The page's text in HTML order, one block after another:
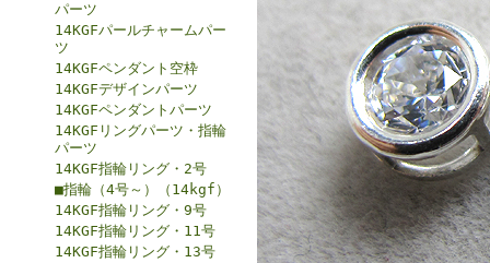
パーツ
14KGFパールチャームパー
ツ
14KGFペンダント空枠
14KGFデザインパーツ
14KGFペンダントパーツ
14KGFリングパーツ・指輪
パーツ
14KGF指輪リング・2号
■指輪（4号～）（14kgf）
14KGF指輪リング・9号
14KGF指輪リング・11号
14KGF指輪リング・13号